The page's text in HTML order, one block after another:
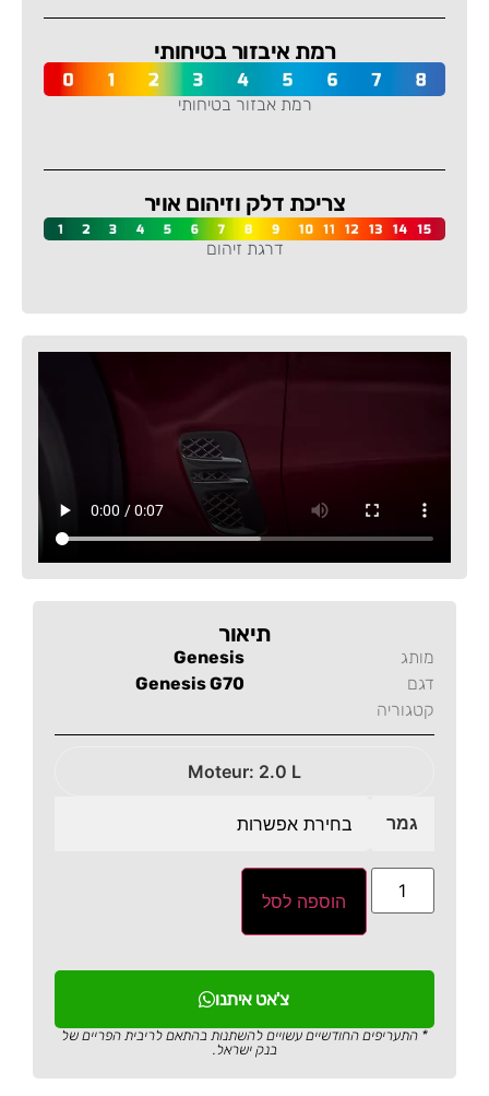
רמת איבזור בטיחותי
רמת אבזור בטיחותי
צריכת דלק וזיהום אויר
דרגת זיהום
תיאור
מותג
Genesis
דגם
Genesis G70
קטגוריה
Moteur: 2.0 L
גמר
הוספה לסל
צ'אט איתנו
* התעריפים החודשיים עשויים להשתנות בהתאם לריבית הפריים של
בנק ישראל.